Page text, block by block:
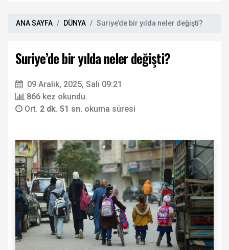
ANA SAYFA DÜNYA Suriye’de bir yılda neler değişti?
Suriye’de bir yılda neler değişti?
09 Aralık, 2025, Salı 09:21
866 kez okundu.
Ort. 2 dk. 51 sn. okuma süresi